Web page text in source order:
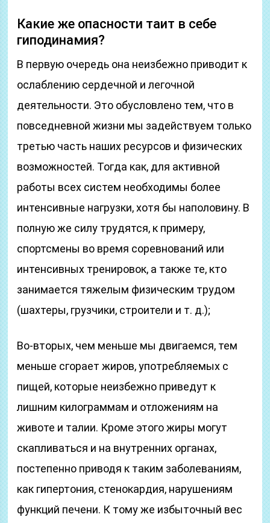
Какие же опасности таит в себе
гиподинамия?
В первую очередь она неизбежно приводит к
ослаблению сердечной и легочной
деятельности. Это обусловлено тем, что в
повседневной жизни мы задействуем только
третью часть наших ресурсов и физических
возможностей. Тогда как, для активной
работы всех систем необходимы более
интенсивные нагрузки, хотя бы наполовину. В
полную же силу трудятся, к примеру,
спортсмены во время соревнований или
интенсивных тренировок, а также те, кто
занимается тяжелым физическим трудом
(шахтеры, грузчики, строители и т. д.);
Во-вторых, чем меньше мы двигаемся, тем
меньше сгорает жиров, употребляемых с
пищей, которые неизбежно приведут к
лишним килограммам и отложениям на
животе и талии. Кроме этого жиры могут
скапливаться и на внутренних органах,
постепенно приводя к таким заболеваниям,
как гипертония, стенокардия, нарушениям
функций печени. К тому же избыточный вес